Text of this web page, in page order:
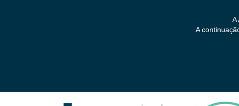
A
A